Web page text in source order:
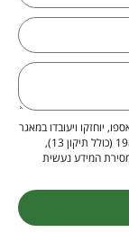
יוחזקו ויעובדו במאגר
מידע בהתאם להוראות חוק הגנת הפרטיות, התשמ"א–1981 (כולל תיקון 13),
מסירת המידע נעשית